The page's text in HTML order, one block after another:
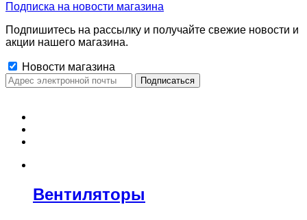
Подписка на новости магазина
Подпишитесь на рассылку и получайте свежие новости и
акции нашего магазина.
Новости магазина
Вентиляторы